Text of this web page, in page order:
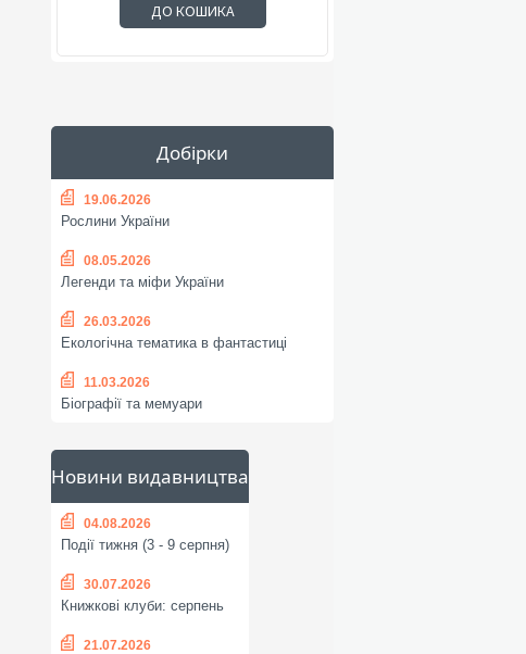
ДО КОШИКА
Добірки
19.06.2026
Рослини України
08.05.2026
Легенди та міфи України
26.03.2026
Екологічна тематика в фантастиці
11.03.2026
Біографії та мемуари
Новини видавництва
04.08.2026
Події тижня (3 - 9 серпня)
30.07.2026
Книжкові клуби: серпень
21.07.2026